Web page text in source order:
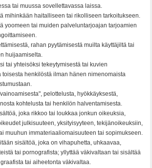
tai muussa sovellettavassa laissa.
mihinkään haitalliseen tai rikolliseen tarkoitukseen.
yoomeen tai muiden palveluntarjoajan tarjoamien
rahan pyytämisestä muilta käyttäjiltä tai
huijaamiselta.
tai yhteisöksi tekeytymisestä tai kuvien
toisesta henkilöstä ilman hänen nimenomaista
pelottelusta, hyökkäyksestä,
kohtelusta tai henkilön halventamisesta.
joka rikkoo tai loukkaa jonkun oikeuksia,
julkisuuteen, yksityisyyteen, tekijänoikeuksiin,
muuhun immateriaaliomaisuuteen tai sopimukseen.
sisältöä, joka on vihapuhetta, uhkaavaa,
tai pornografista; yllyttää väkivaltaan tai sisältää
tai aiheetonta väkivaltaa.